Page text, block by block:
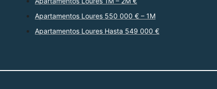
Apartamentos Loures 550 000 € – 1M
Apartamentos Loures Hasta 549 000 €